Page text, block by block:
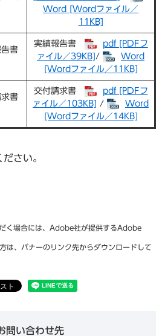
Word [Wordファイル／
11KB]
書
実績報告書
pdf [PDFフ
ァイル／39KB] /
Word
[Wordファイル／11KB]
書
交付請求書
pdf [PDFフ
ァイル／103KB] /
Word
[Wordファイル／14KB]
さい。
く場合には、Adobe社が提供するAdobe
は、バナーのリンク先からダウンロードして
問い合わせ先